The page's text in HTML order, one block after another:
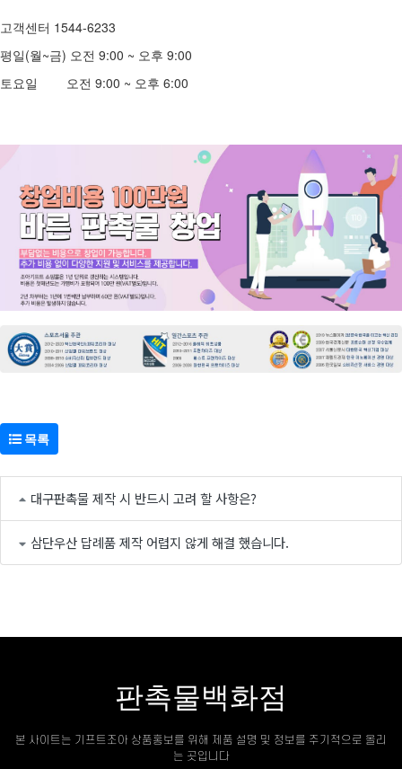
고객센터 1544-6233
평일(월~금) 오전 9:00 ~ 오후 9:00
토요일 오전 9:00 ~ 오후 6:00
목록
대구판촉물 제작 시 반드시 고려 할 사항은?
삼단우산 답례품 제작 어렵지 않게 해결 했습니다.
판촉물백화점
본 사이트는 기프트조아 상품홍보를 위해 제품 설명 및 정보를 주기적으로 올리
는 곳입니다